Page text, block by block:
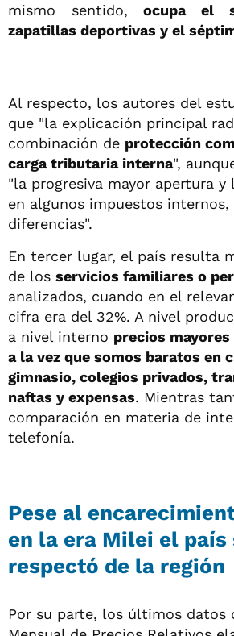
mismo sentido,ocupa el
zapatillas deportivas y el
Al respecto, los autores del
que "la explicación principal
combinación de protección
carga tributaria interna",
"la progresiva mayor apertura y
en algunos impuestos
diferencias".
En tercer lugar, el país resulta
de los servicios familiares o
analizados, cuando en el
cifra era del 32%. A nivel
a nivel interno precios
a la vez que somos baratos en
gimnasio, colegios privados,
naftas y expensas. Mientras
comparación en materia de
telefonía.
Pese al
en la era Milei el país
respectó de la región
Por su parte, los últimos datos